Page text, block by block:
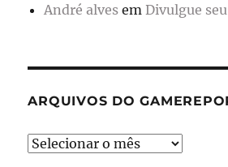
André alves emDivulgue
ARQUIVOS DO
Arquivos